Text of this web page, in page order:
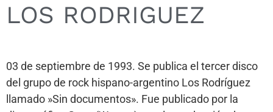
LOS RODRIGUEZ
03 de septiembre de 1993. Se publica el tercer disco
del grupo de rock hispano-argentino Los Rodríguez
llamado »Sin documentos». Fue publicado por la